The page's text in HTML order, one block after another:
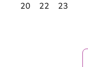
20 22
23